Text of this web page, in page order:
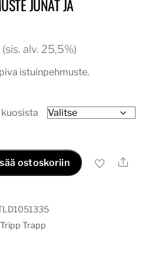
JUNAT JA
Hintaluokka:
-
(sis. alv. 25,5%)
istuinpehmuste.
ostoskoriin Ale
Tripp Trapp